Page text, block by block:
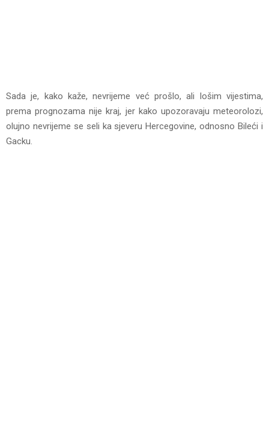
Sada je, kako kaže, nevrijeme već prošlo, ali lošim vijestima,
prema prognozama nije kraj, jer kako upozoravaju meteorolozi,
olujno nevrijeme se seli ka sjeveru Hercegovine, odnosno Bileći i
Gacku.